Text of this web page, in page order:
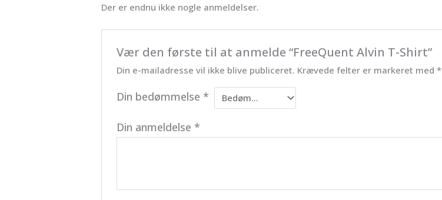
Der er endnu ikke nogle anmeldelser.
Vær den første til at anmelde “FreeQuent Alvin T-Shirt”
Din e-mailadresse vil ikke blive publiceret. Krævede felter er markeret med*
Din bedømmelse *
Din anmeldelse *